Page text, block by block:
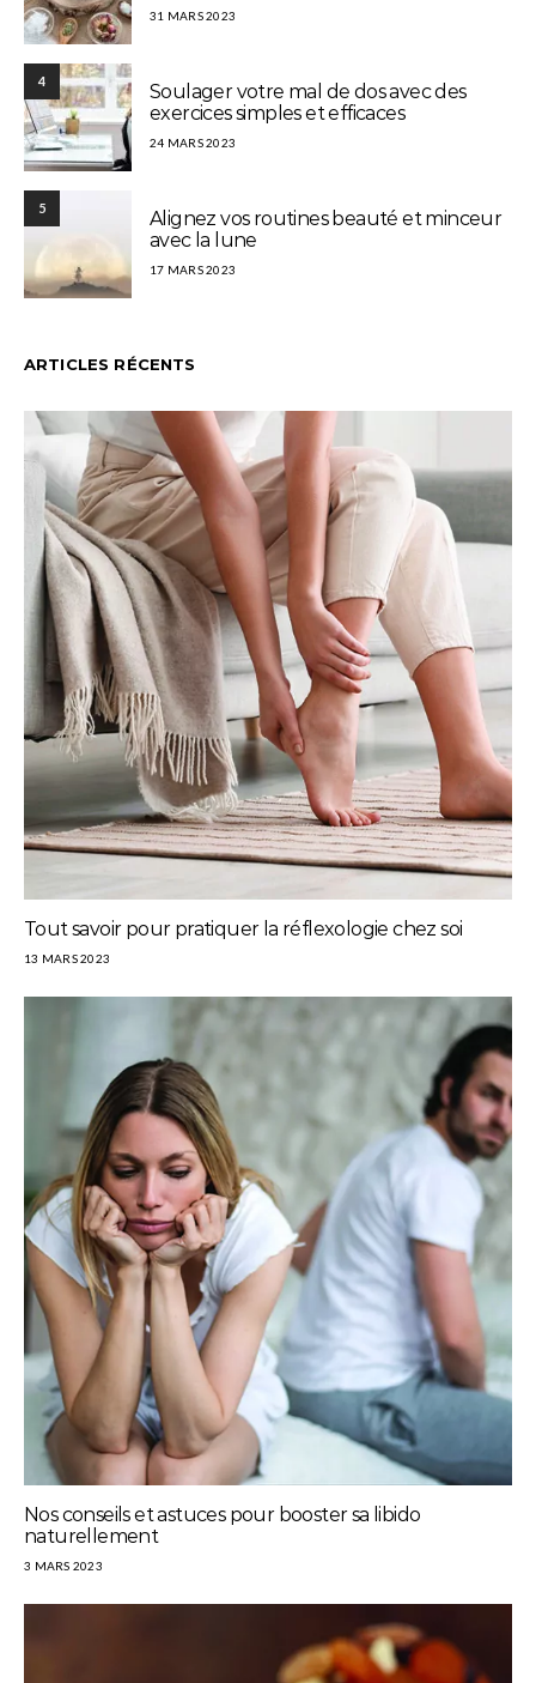
31 MARS 2023
4
Soulager votre mal de dos avec des
exercices simples et efficaces
24 MARS 2023
5
Alignez vos routines beauté et minceur
avec la lune
17 MARS 2023
ARTICLES RÉCENTS
Tout savoir pour pratiquer la réflexologie chez soi
13 MARS 2023
Nos conseils et astuces pour booster sa libido
naturellement
3 MARS 2023